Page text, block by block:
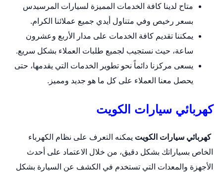
متاح لدينا كافة الخدمات المميزة لسيارات المرسيدس
بسعر رخيص وفي متناول أيدي جميع عملائنا الكرام.
يمكننا تقديم كافة الخدمات على مدار الأربع وعشرون
ساعة، حيث نستجيب لجميع طلبات العملاء بشكل سريع.
يسعى مركزنا دائماً نحو تطوير الخدمات التي يقدمها، حتى
يحصل معنا العملاء على كل ما هو جديد ومميز.
كهربائي سيارات الكويت
كهربائي سيارات الكويت يمكنه التعرف على نظام الكهرباء
الخاص بسياراتك بشكل دقيق، من خلال الاعتماد على أحدث
الأجهزة والمعدات التي تستخدم في الكشف عن السيارة بشكل